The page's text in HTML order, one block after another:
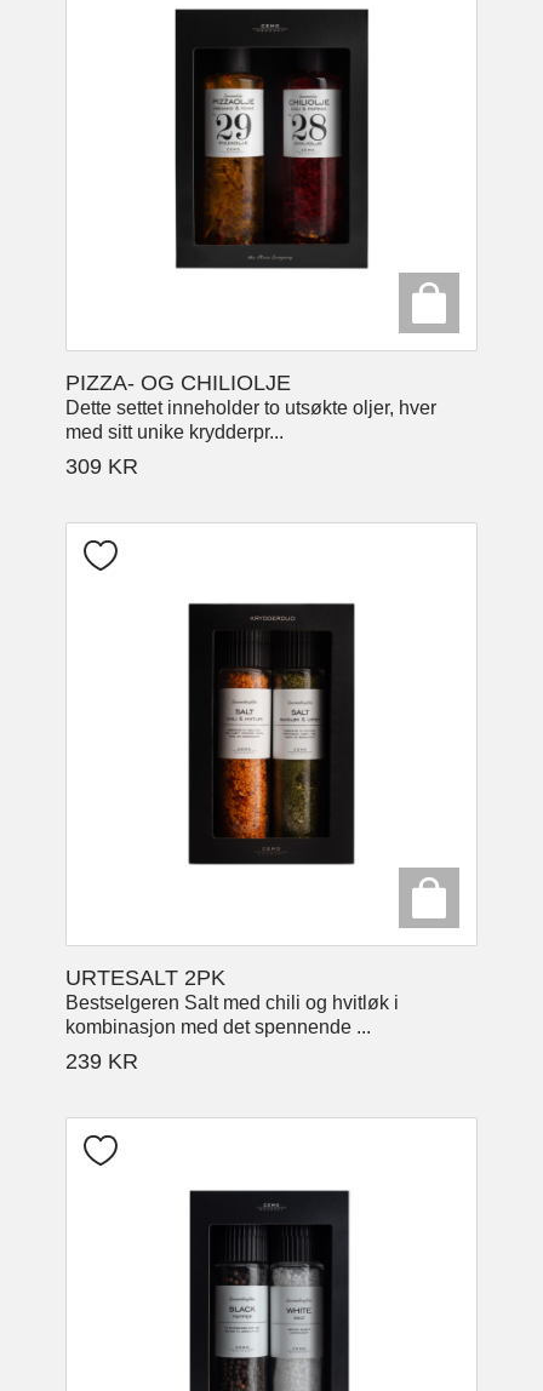
PIZZA- OG CHILIOLJE
Dette settet inneholder to utsøkte oljer, hver
med sitt unike krydderpr...
309 KR
URTESALT 2PK
Bestselgeren Salt med chili og hvitløk i
kombinasjon med det spennende ...
239 KR